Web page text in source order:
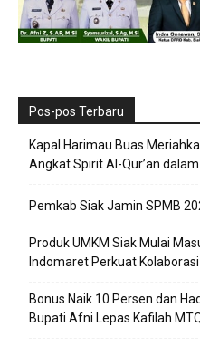
Pos-pos Terbaru
Kapal Harimau Buas
Angkat Spirit Al-Qur’an
Pemkab Siak Jamin SPMB
Produk UMKM Siak Mulai
Indomaret Perkuat Kolaborasi
Bonus Naik 10 Persen dan
Bupati Afni Lepas Kafilah